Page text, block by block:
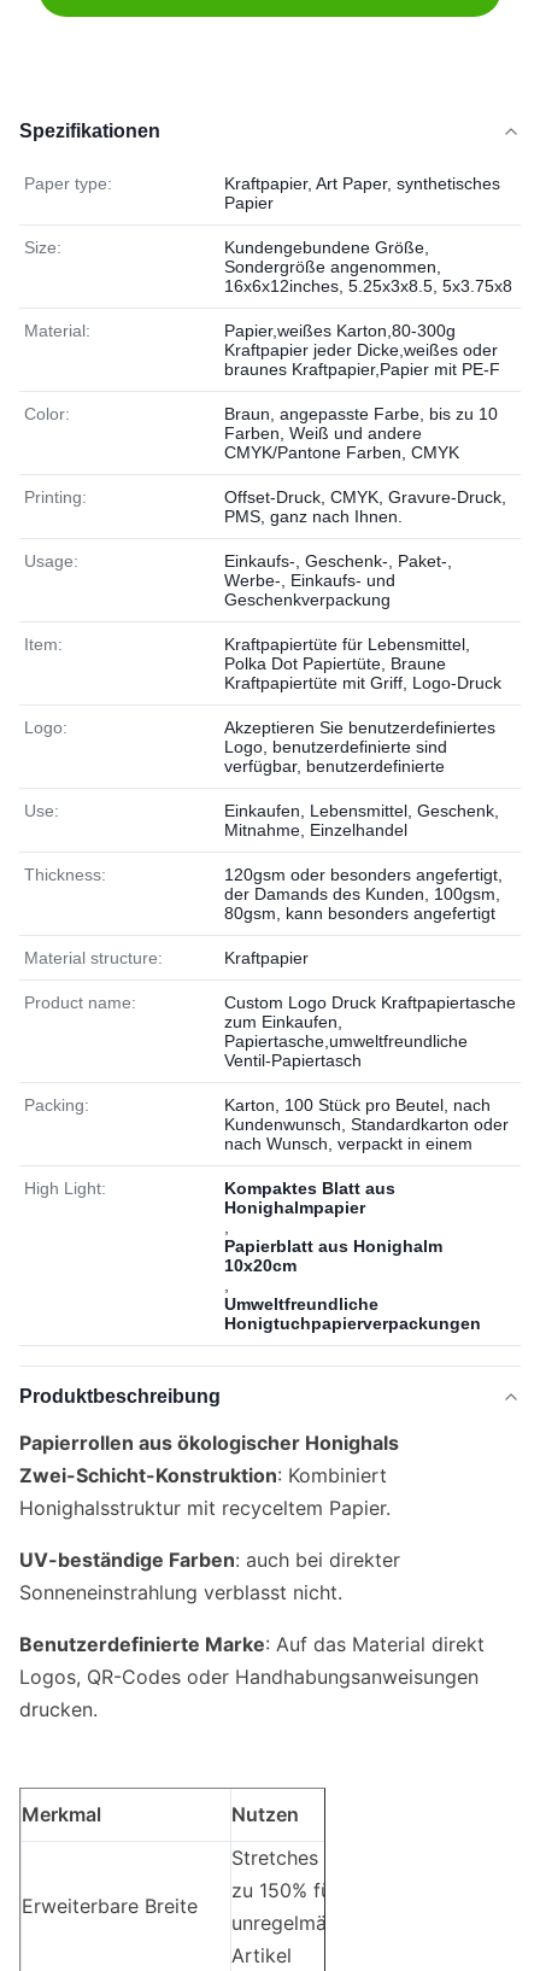
Spezifikationen
Paper type:
Kraftpapier, Art Paper, synthetisches
Papier
Size:
Kundengebundene Größe,
Sondergröße angenommen,
16x6x12inches, 5.25x3x8.5, 5x3.75x8
Material:
Papier,weißes Karton,80-300g
Kraftpapier jeder Dicke,weißes oder
braunes Kraftpapier,Papier mit PE-F
Color:
Braun, angepasste Farbe, bis zu 10
Farben, Weiß und andere
CMYK/Pantone Farben, CMYK
Printing:
Offset-Druck, CMYK, Gravure-Druck,
PMS, ganz nach Ihnen.
Usage:
Einkaufs-, Geschenk-, Paket-,
Werbe-, Einkaufs- und
Geschenkverpackung
Item:
Kraftpapiertüte für Lebensmittel,
Polka Dot Papiertüte, Braune
Kraftpapiertüte mit Griff, Logo-Druck
Logo:
Akzeptieren Sie benutzerdefiniertes
Logo, benutzerdefinierte sind
verfügbar, benutzerdefinierte
Use:
Einkaufen, Lebensmittel, Geschenk,
Mitnahme, Einzelhandel
Thickness:
120gsm oder besonders angefertigt,
der Damands des Kunden, 100gsm,
80gsm, kann besonders angefertigt
Material structure: Kraftpapier
Product name:
Custom Logo Druck Kraftpapiertasche
zum Einkaufen,
Papiertasche,umweltfreundliche
Ventil-Papiertasch
Packing:
Karton, 100 Stück pro Beutel, nach
Kundenwunsch, Standardkarton oder
nach Wunsch, verpackt in einem
High Light:
Kompaktes Blatt aus
Honighalmpapier
Papierblatt aus Honighalm
10x20cm
Umweltfreundliche
Honigtuchpapierverpackungen
Produktbeschreibung
Papierrollen aus ökologischer Honighals
Zwei-Schicht-Konstruktion: Kombiniert
Honighalsstruktur mit recyceltem Papier.
UV-beständige Farben: auch bei direkter
Sonneneinstrahlung verblasst nicht.
Benutzerdefinierte Marke: Auf das Material direkt
Logos, QR-Codes oder Handhabungsanweisungen
drucken.
Merkmal Nutzen
Erweiterbare Breite
Stretches bis
zu 150% für
unregelmäßige
Artikel